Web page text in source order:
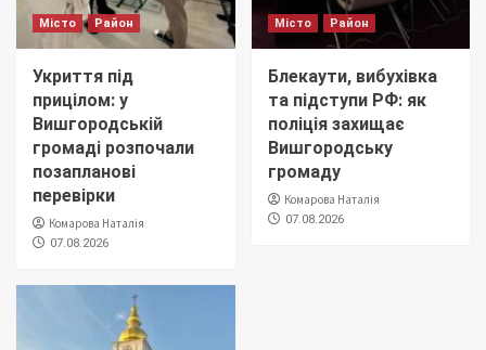
Місто Район
Укриття під
прицілом: у
Вишгородській
громаді розпочали
позапланові
перевірки
Комарова Наталія
07.08.2026
Місто Район
Блекаути, вибухівка
та підступи РФ: як
поліція захищає
Вишгородську
громаду
Комарова Наталія
07.08.2026